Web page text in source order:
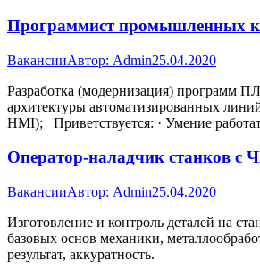
Программист промышленных
ВакансииАвтор: Admin25.04.2020
Разработка (модернизация) программ
архитектуры автоматизированных
HMI); Приветствуется: · Умение
Оператор-наладчик станков с
ВакансииАвтор: Admin25.04.2020
Изготовление и контроль деталей на
базовых основ механики,
результат, аккуратность.